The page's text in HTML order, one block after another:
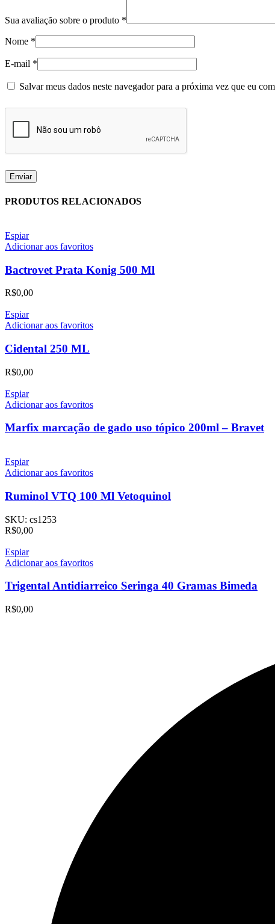
Sua avaliação sobre o produto *
Nome *
E-mail *
Salvar meus dados neste navegador para a próxima vez que eu
PRODUTOS RELACIONADOS
Espiar
Adicionar aos favoritos
Bactrovet Prata Konig 500 Ml
R$0,00
Espiar
Adicionar aos favoritos
Cidental 250 ML
R$0,00
Espiar
Adicionar aos favoritos
Marfix marcação de gado uso tópico 200ml – Bravet
Espiar
Adicionar aos favoritos
Ruminol VTQ 100 Ml Vetoquinol
SKU: cs1253
R$0,00
Espiar
Adicionar aos favoritos
Trigental Antidiarreico Seringa 40 Gramas Bimeda
R$0,00